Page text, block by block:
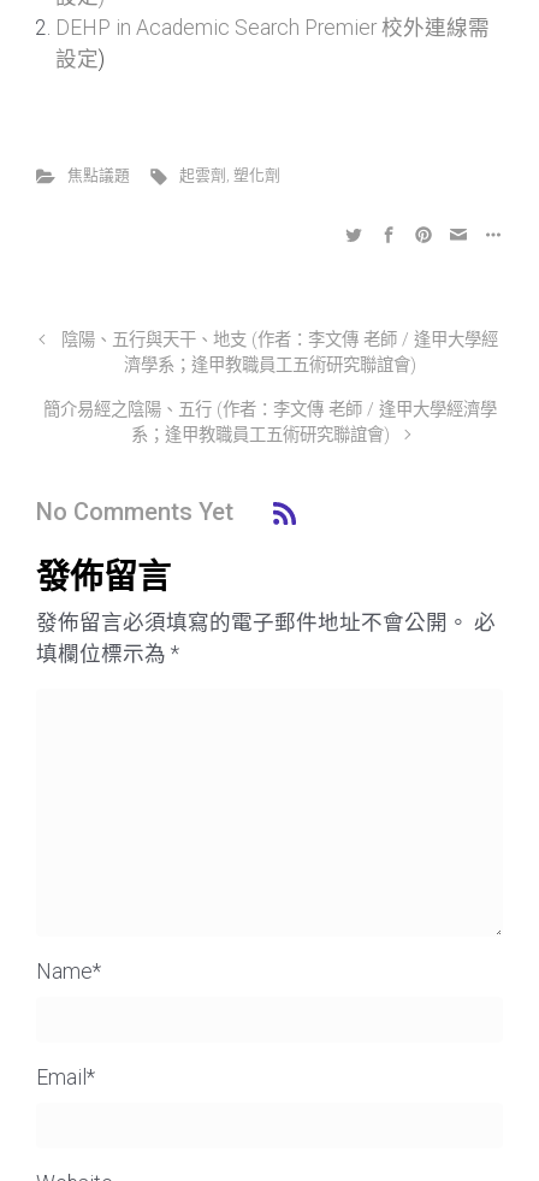
DEHP in Academic Search Premier 校外連線需
設定)
焦點議題 起雲劑 ,塑化劑
陰陽、五行與天干、地支 (作者：李文傳 老師 / 逢甲大學經
濟學系；逢甲教職員工五術研究聯誼會)
簡介易經之陰陽、五行 (作者：李文傳 老師 / 逢甲大學經濟學
系；逢甲教職員工五術研究聯誼會)
No Comments Yet
發佈留言
發佈留言必須填寫的電子郵件地址不會公開。 必
填欄位標示為 *
Name*
Email *